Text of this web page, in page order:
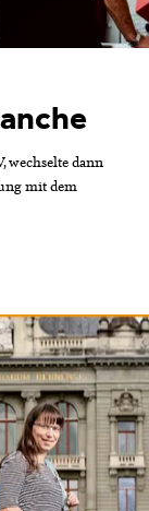
wechselte dann
mit dem